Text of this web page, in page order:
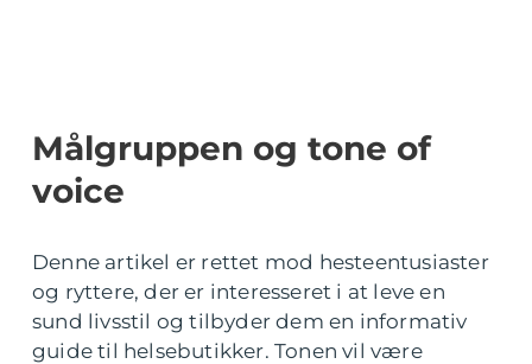
Målgruppen og tone of
voice
Denne artikel er rettet mod hesteentusiaster
og ryttere, der er interesseret i at leve en
sund livsstil og tilbyder dem en informativ
guide til helsebutikker. Tonen vil være